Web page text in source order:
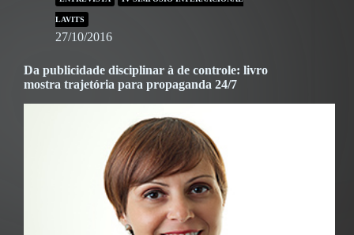
LAVITS
27/10/2016
Da publicidade disciplinar à de controle: livro
mostra trajetória para propaganda 24/7